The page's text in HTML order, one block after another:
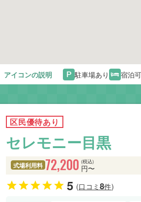
アイコンの説明 駐車場あり 宿泊
区民優待あり
セレモニー目黒
式場利用料 (税込)
72,200 円〜
5 (口コミ8件)